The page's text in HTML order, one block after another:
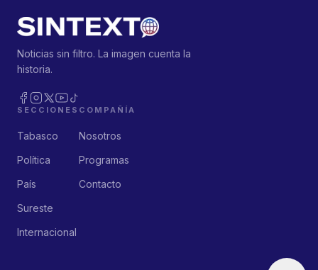
Noticias sin filtro. La imagen cuenta la
historia.
SECCIONES
Tabasco
Política
País
Sureste
Internacional
COMPAÑÍA
Nosotros
Programas
Contacto